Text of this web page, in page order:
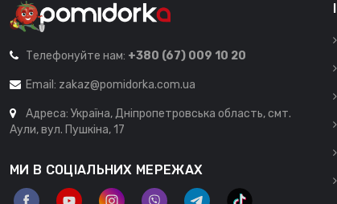
Телефонуйте нам: +380 (67) 009 10 20
Email: zakaz@pomidorka.com.ua
Адреса: Україна, Дніпропетровська область, смт.
Аули, вул. Пушкіна, 17
МИ В СОЦІАЛЬНИХ МЕРЕЖАХ